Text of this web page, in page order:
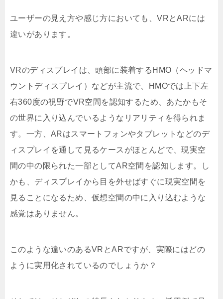
ユーザーの見え方や感じ方においても、VRとARには
違いがあります。
VRのディスプレイは、頭部に装着するHMO（ヘッドマ
ウントディスプレイ）などが主流で、HMOでは上下左
右360度の視野でVR空間を認知するため、あたかもそ
の世界に入り込んでいるようなリアリティを得られま
す。一方、ARはスマートフォンやタブレットなどのデ
ィスプレイを通して見るケースがほとんどで、現実空
間の中の限られた一部としてAR空間を認知します。し
かも、ディスプレイから目を外せばすぐに現実空間を
見ることになるため、仮想空間の中に入り込むような
感覚はありません。
このような違いのあるVRとARですが、実際にはどの
ように実用化されているのでしょうか？